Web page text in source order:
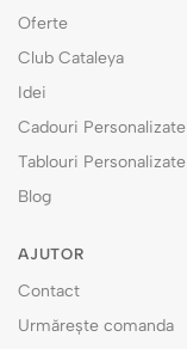
Oferte
Club Cataleya
Idei
Cadouri Personalizate
Tablouri Personalizate
Blog
AJUTOR
Contact
Urmărește comanda